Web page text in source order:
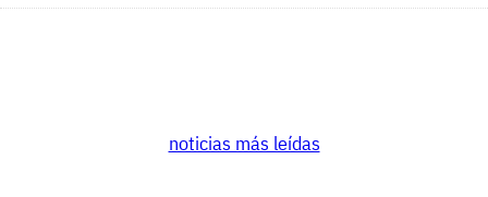
noticias más leídas